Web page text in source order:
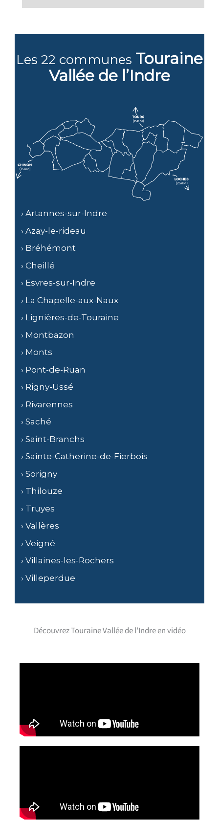
Les 22 communes Touraine
Vallée de l’Indre
› Artannes-sur-Indre
› Azay-le-rideau
› Bréhémont
› Cheillé
› Esvres-sur-Indre
› La Chapelle-aux-Naux
› Lignières-de-Touraine
› Montbazon
› Monts
› Pont-de-Ruan
› Rigny-Ussé
› Rivarennes
› Saché
› Saint-Branchs
› Sainte-Catherine-de-Fierbois
› Sorigny
› Thilouze
› Truyes
› Vallères
› Veigné
› Villaines-les-Rochers
› Villeperdue
Découvrez Touraine Vallée de l'Indre en vidéo